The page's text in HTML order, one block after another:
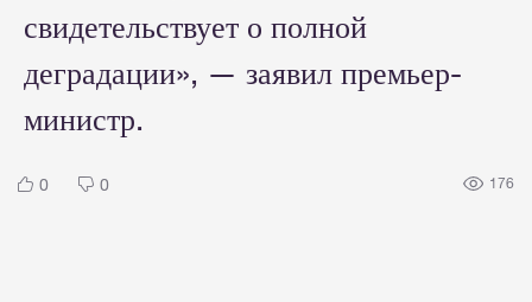
свидетельствует о полной
деградации», — заявил премьер-
министр.
0 0 176